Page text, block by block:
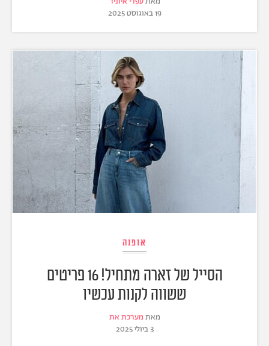
19 באוגוסט 2025
אופנה
הסייל של זארה מתחיל! 16 פריטים
ששווה לקנות עכשיו
מאת מערכת את
3 ביולי 2025